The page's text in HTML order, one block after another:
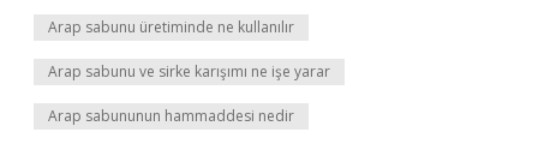
Arap sabunu üretiminde ne kullanılır
Arap sabunu ve sirke karışımı ne işe yarar
Arap sabununun hammaddesi nedir